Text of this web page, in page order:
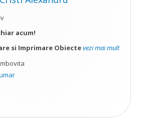
acum!
si Imprimare Obiectevezi mai mult